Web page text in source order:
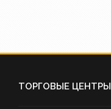
ТОРГОВЫЕ ЦЕНТРЫ